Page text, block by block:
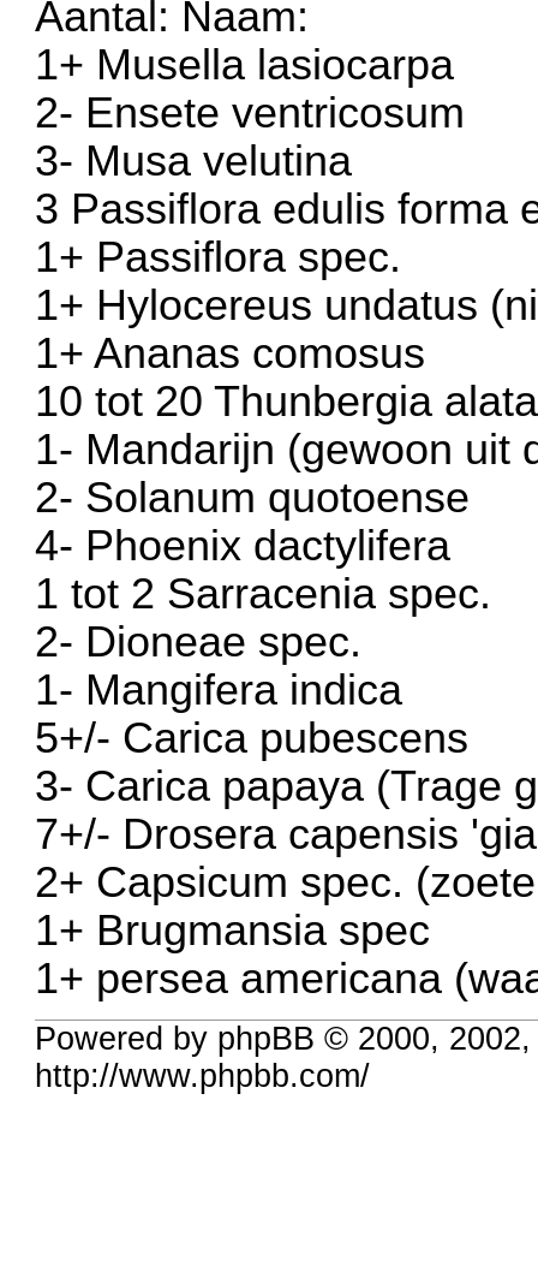
Aantal: Naam:
1+ Musella lasiocarpa
2- Ensete ventricosum
3- Musa velutina
3 Passiflora edulis forma
1+ Passiflora spec.
1+ Hylocereus undatus
1+ Ananas comosus
10 tot 20 Thunbergia alata
1- Mandarijn (gewoon uit
2- Solanum quotoense
4- Phoenix dactylifera
1 tot 2 Sarracenia spec.
2- Dioneae spec.
1- Mangifera indica
5+/- Carica pubescens
3- Carica papaya (Trage
7+/- Drosera capensis
2+ Capsicum spec.
1+ Brugmansia spec
1+ persea americana
Powered by phpBB © 2000,
http://www.phpbb.com/